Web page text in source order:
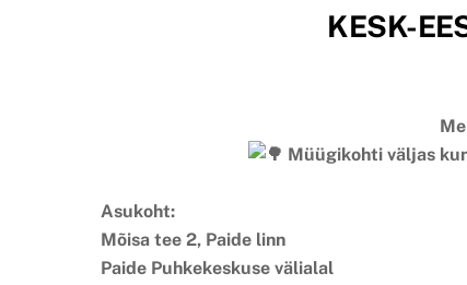
KESK-
Müügikohti väljas
Asukoht:
Mõisa tee 2, Paide linn
Paide Puhkekeskuse välialal